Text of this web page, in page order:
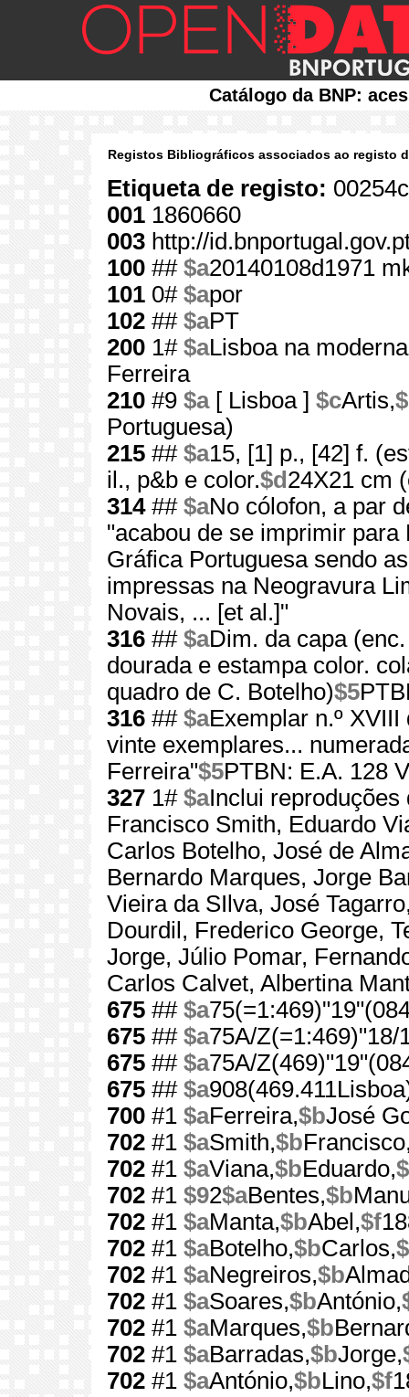
Catálogo da BNP:
Registos Bibliográficos associados ao registo
Etiqueta de registo:
001 1860660
003 http://
100 ## $a20140108d1971
101 0# $apor
102 ## $aPT
200 1# $aLisboa na
Ferreira
210 #9 $a[ Lisboa ] $cArtis,
Portuguesa)
215 ## $a15, [1] p., [42] f.
il., p&b e color.$d 24X21 cm
314## $aNo cólofon, a par
"acabou de se imprimir
Gráfica Portuguesa sendo
impressas na Neogravura
Novais, ... [et al.]"
316 ## $aDim. da capa
dourada e estampa color.
quadro de C. Botelho)$5
316 ## $aExemplar n.º
vinte exemplares...
Ferreira"$5PTBN: E.A. 128
327 1# $aInclui reproduções
Francisco Smith, Eduardo
Carlos Botelho, José de
Bernardo Marques, Jorge
Vieira da SIlva, José
Dourdil, Frederico George,
Jorge, Júlio Pomar,
Carlos Calvet, Albertina
675 ## $a
675 ## $a75A/Z(=1:469)"18/
675 ## $a75A/
675 ## $a
700 #1 $aFerreira,$bJosé
702 #1 $aSmith,$b
702 #1 $aViana,$bEduardo,
702 #1 $92$aBentes,$b
702 #1 $aManta,$bAbel,$f
702 #1 $aBotelho,$bCarlos,
702 #1 $aNegreiros,$b
702 #1 $aSoares,$bAntónio,
702 #1 $aMarques,$b
702 #1 $aBarradas,$bJorge,
702 #1 $aAntónio,$bLino,$f